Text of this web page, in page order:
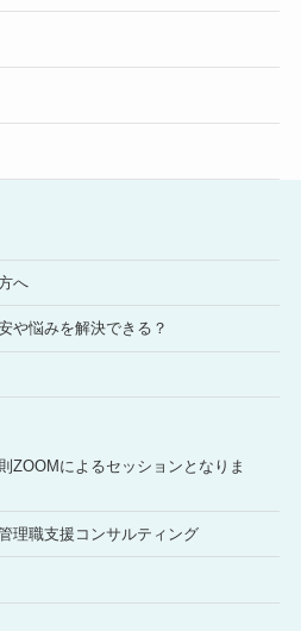
へ
や悩みを解決できる？
ZOOMによるセッションとなりま
理職支援コンサルティング